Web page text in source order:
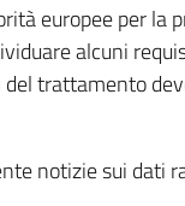
europee per
alcuni
trattamento
notizie sui dati